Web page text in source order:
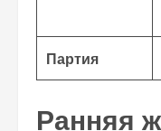
Партия
Ранняя